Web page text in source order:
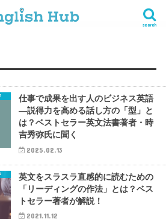
search
仕事で成果を出す人のビジネス英語
―説得力を高める話し方の「型」と
は？ベストセラー英文法書著者・時
吉秀弥氏に聞く
2025.02.13
英文をスラスラ直感的に読むための
「リーディングの作法」とは？ベス
トセラー著者が解説！
2021.11.12